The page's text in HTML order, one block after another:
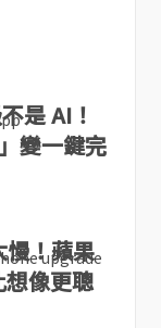
是 AI！
變一鍵完
！蘋果
像更聰